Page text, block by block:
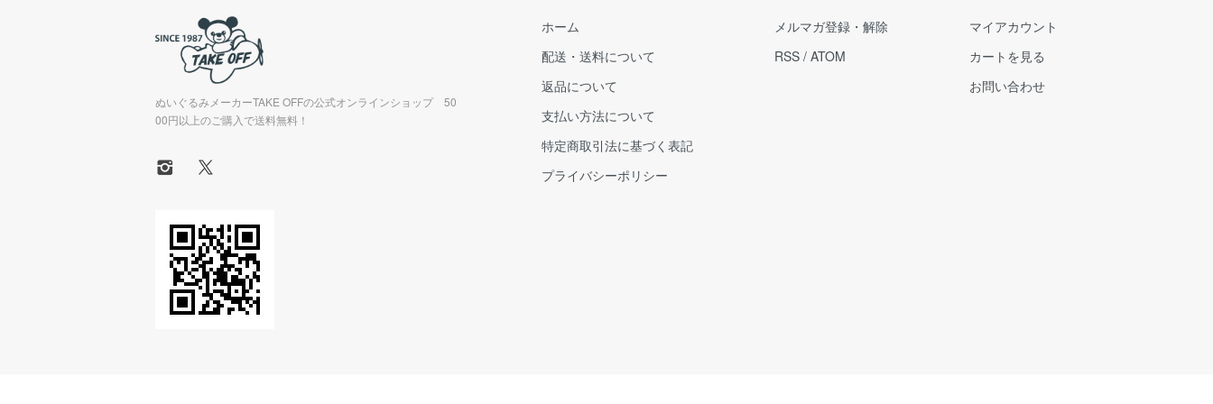
ぬいぐるみメーカーTAKE OFFの公式オンラインショップ 50
00円以上のご購入で送料無料！
ホーム
配送・送料について
返品について
支払い方法について
特定商取引法に基づく表記
プライバシーポリシー
メルマガ登録・解除
RSS / ATOM
マイアカウント
カートを見る
お問い合わせ